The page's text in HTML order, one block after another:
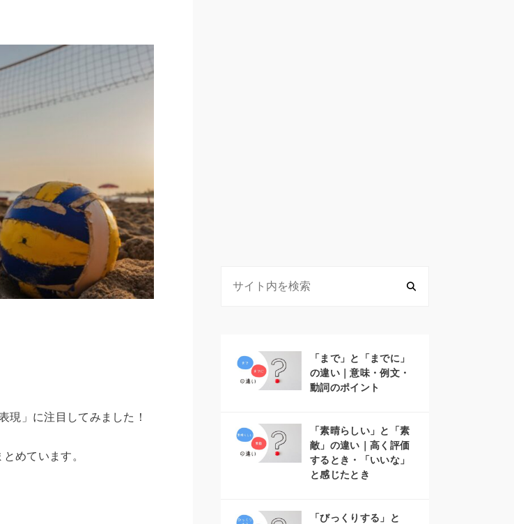
現」に注目してみました！
めています。
「まで」と「までに」
の違い｜意味・例文・
動詞のポイント
「素晴らしい」と「素
敵」の違い｜高く評価
するとき・「いいな」
と感じたとき
「びっくりする」と